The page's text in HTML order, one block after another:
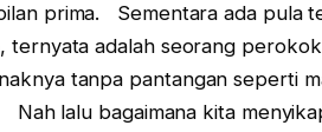
prima. Sementara ada pula
ternyata adalah seorang
tanpa pantangan seperti
Nah lalu bagaimana kita